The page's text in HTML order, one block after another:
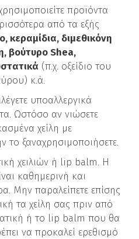
προϊόντα
από τα εξής
κεραμίδια, διμεθικόνη
βούτυρο Shea,
(π.χ. οξείδιο του
κ.ά.
υποαλλεργικά
Ωστόσο αν νιώσετε
χείλη με
το ξαναχρησιμοποιήσετε.
χειλιών ή lip balm. Η
καθημερινή και
Μην παραλείπετε επίσης
τα χείλη σας πριν από
ή το lip balm που θα
να προκαλεί ερεθισμό